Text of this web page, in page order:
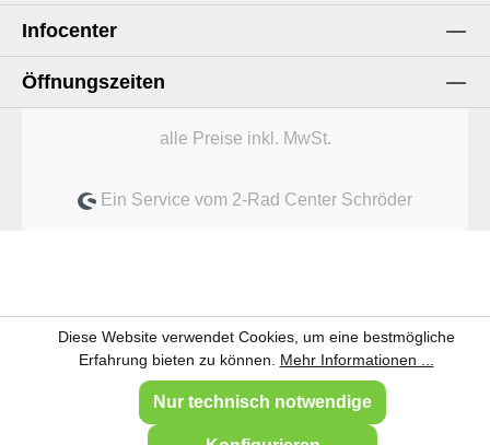
Infocenter
Öffnungszeiten
alle Preise inkl. MwSt.
Ein Service vom 2-Rad Center Schröder
Diese Website verwendet Cookies, um eine bestmögliche
Erfahrung bieten zu können. Mehr Informationen ...
Nur technisch notwendige